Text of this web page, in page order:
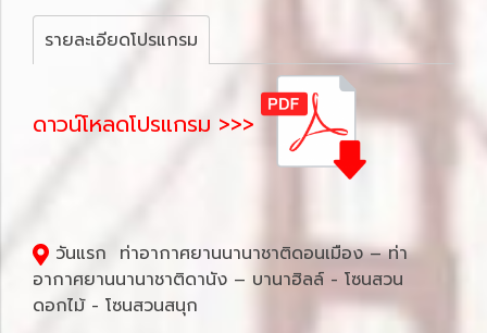
รายละเอียดโปรแกรม
ดาวน์โหลดโปรแกรม >>>
วันแรก ท่าอากาศยานนานาชาติดอนเมือง – ท่า
อากาศยานนานาชาติดานัง – บานาฮิลล์ - โซนสวน
ดอกไม้ - โซนสวนสนุก